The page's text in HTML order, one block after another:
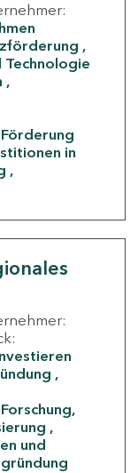
Technologie
Förderung
in
Forschung,
und